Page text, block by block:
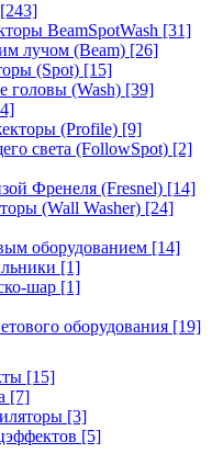
[243]
BeamSpotWash [31]
лучом (Beam) [26]
(Spot) [15]
головы (Wash) [39]
(Profile) [9]
света (FollowSpot) [2]
Френеля (Fresnel) [14]
(Wall Washer) [24]
оборудованием [14]
[1]
шар [1]
оборудования [19]
[15]
[7]
[3]
[5]